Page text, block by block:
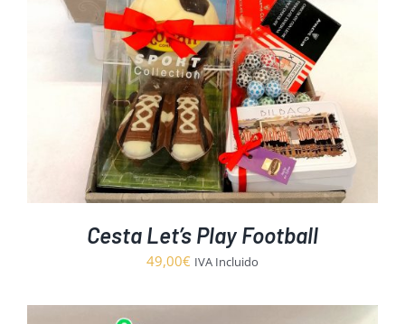
Cesta Let’s Play Football
49,00€ IVA Incluido